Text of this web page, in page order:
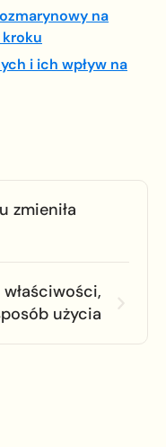
na
i ich wpływ na
zmieniła
użycia